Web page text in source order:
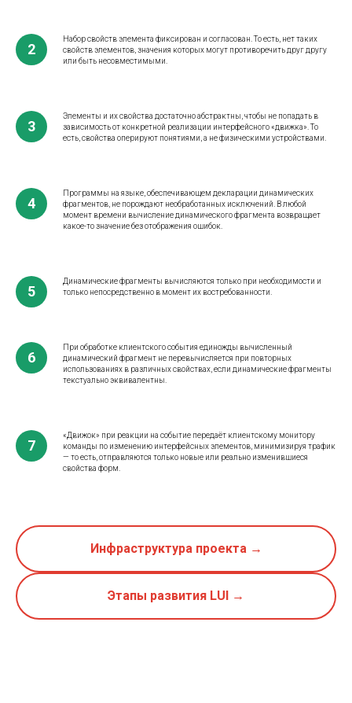
Набор свойств элемента фиксирован и согласован. То есть, нет таких
свойств элементов, значения которых могут противоречить друг другу
или быть несовместимыми.
Элементы и их свойства достаточно абстрактны, чтобы не попадать в
зависимость от конкретной реализации интерфейсного «движка». То
есть, свойства оперируют понятиями, а не физическими устройствами.
Программы на языке, обеспечивающем декларации динамических
фрагментов, не порождают необработанных исключений. В любой
момент времени вычисление динамического фрагмента возвращает
какое-то значение без отображения ошибок.
Динамические фрагменты вычисляются только при необходимости и
только непосредственно в момент их востребованности.
При обработке клиентского события единожды вычисленный
динамический фрагмент не перевычисляется при повторных
использованиях в различных свойствах, если динамические фрагменты
текстуально эквивалентны.
«Движок» при реакции на событие передаёт клиентскому монитору
команды по изменению интерфейсных элементов, минимизируя трафик
— то есть, отправляются только новые или реально изменившиеся
свойства форм.
Инфраструктура проекта →
Этапы развития LUI →